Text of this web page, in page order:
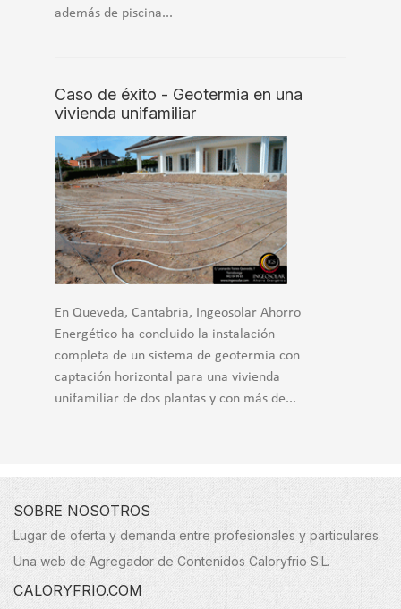
además de piscina...
Caso de éxito - Geotermia en una
vivienda unifamiliar
En Queveda, Cantabria, Ingeosolar Ahorro
Energético ha concluido la instalación
completa de un sistema de geotermia con
captación horizontal para una vivienda
unifamiliar de dos plantas y con más de...
SOBRE NOSOTROS
Lugar de oferta y demanda entre profesionales y particulares.
Una web de Agregador de Contenidos Caloryfrio S.L.
CALORYFRIO.COM